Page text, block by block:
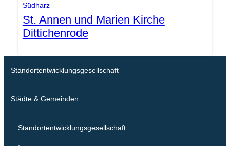
Südharz
St. Annen und Marien Kirche
Dittichenrode
Standortentwicklungsgesellschaft
Städte & Gemeinden
Standortentwicklungsgesellschaft